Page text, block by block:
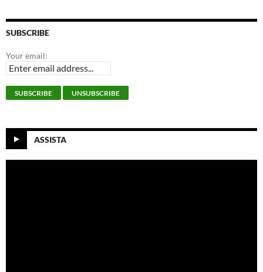
SUBSCRIBE
Your email:
ASSISTA